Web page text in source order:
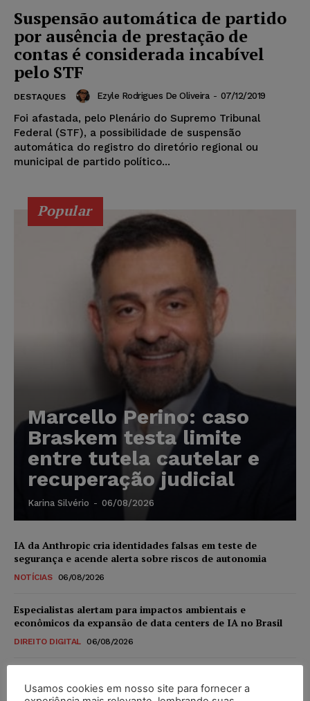
Suspensão automática de partido
por ausência de prestação de
contas é considerada incabível
pelo STF
DESTAQUES Ezyle Rodrigues De Oliveira - 07/12/2019
Foi afastada, pelo Plenário do Supremo Tribunal
Federal (STF), a possibilidade de suspensão
automática do registro do diretório regional ou
municipal de partido político...
Popular
Marcello Perino: caso
Braskem testa limite
entre tutela cautelar e
recuperação judicial
Karina Silvério - 06/08/2026
IA da Anthropic cria identidades falsas em teste de
segurança e acende alerta sobre riscos de autonomia
NOTÍCIAS 06/08/2026
Especialistas alertam para impactos ambientais e
econômicos da expansão de data centers de IA no Brasil
DIREITO DIGITAL 06/08/2026
invioláveis após assinatura digital e lacração
Usamos cookies em nosso site para fornecer a